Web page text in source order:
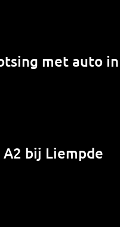
met auto in
bij Liempde